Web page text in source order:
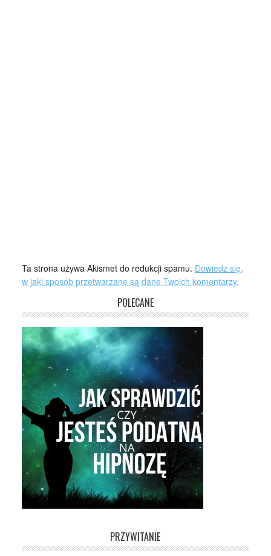
Ta strona używa Akismet do redukcji spamu. Dowiedz się,
w jaki sposób przetwarzane są dane Twoich komentarzy.
POLECANE
PRZYWITANIE